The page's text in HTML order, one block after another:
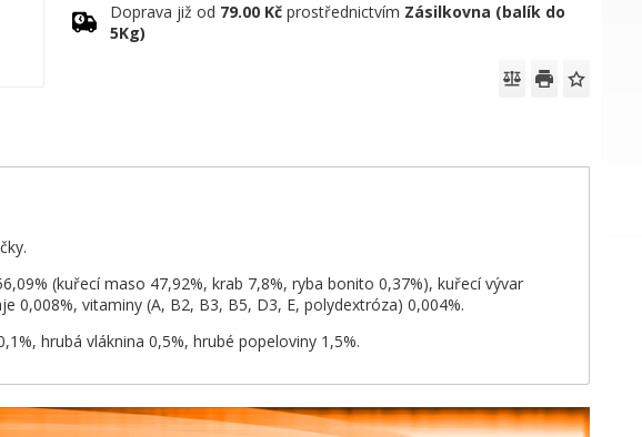
Doprava již od 79.00 Kč prostřednictvím Zásilkovna (balík do
5Kg)
(kuřecí maso 47,92%, krab 7,8%, ryba bonito 0,37%), kuřecí vývar
0,008%, vitaminy (A, B2, B3, B5, D3, E, polydextróza) 0,004%.
hrubá vláknina 0,5%, hrubé popeloviny 1,5%.